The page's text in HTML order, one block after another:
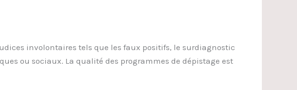
involontaires tels que les faux positifs, le surdiagnostic
ou sociaux. La qualité des programmes de dépistage est